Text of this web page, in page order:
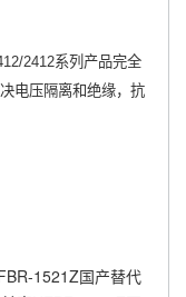
2412系列产品完全
电压隔离和绝缘，抗
1521Z国产替代